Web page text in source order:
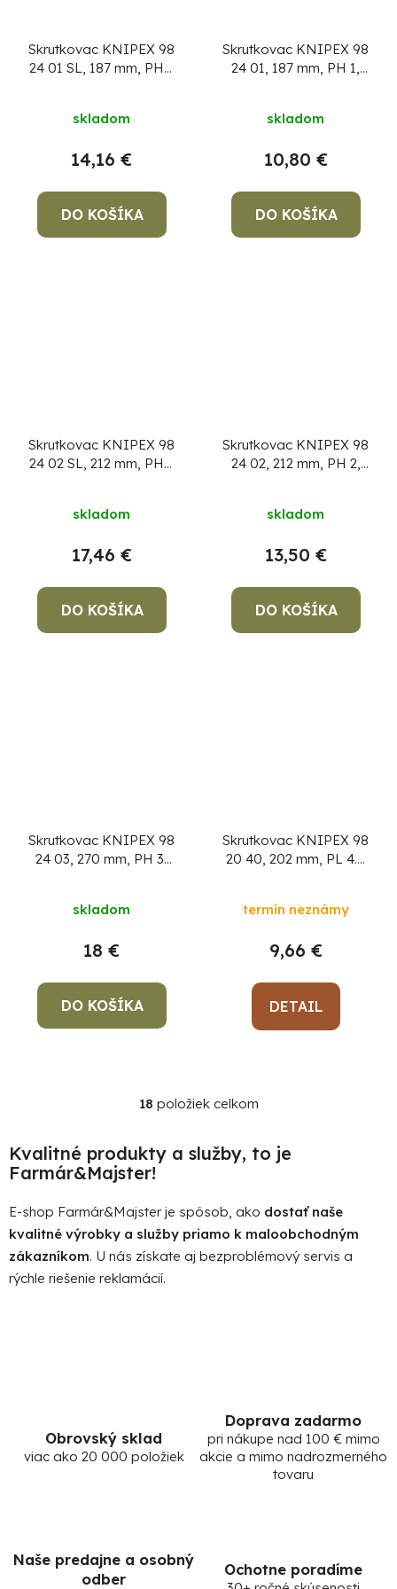
Skrutkovac KNIPEX 98
24 01 SL, 187 mm, PH 1
skladom
14,16 €
DO KOŠÍKA
Skrutkovac KNIPEX 98
24 01, 187 mm, PH 1,
skladom
10,80 €
DO KOŠÍKA
Skrutkovac KNIPEX 98
24 02 SL, 212 mm, PH 2
skladom
17,46 €
DO KOŠÍKA
Skrutkovac KNIPEX 98
24 02, 212 mm, PH 2,
skladom
13,50 €
DO KOŠÍKA
Skrutkovac KNIPEX 98
24 03, 270 mm, PH 3,
skladom
18 €
DO KOŠÍKA
Skrutkovac KNIPEX 98
20 40, 202 mm, PL 4.0
termín neznámy
9,66 €
DETAIL
O
l
a
c
i
e
s
18 položiek celkom
Kvalitné produkty a služby, to je
Farmár&Majster!
E-shop Farmár&Majster je spôsob, ako dostať naše
kvalitné výrobky a služby priamo k maloobchodným
zákazníkom. U nás získate aj bezproblémový servis a
rýchle riešenie reklamácií.
Obrovský sklad
viac ako 20 000 položiek
Doprava zadarmo
pri nákupe nad 100 € mimo
akcie a mimo nadrozmerného
tovaru
Naše predajne a osobný
odber
Ochotne poradíme